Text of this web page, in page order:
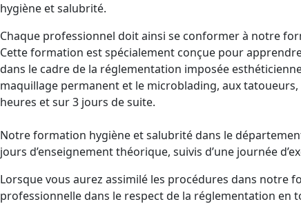
hygiène et salubrité.
Chaque professionnel doit ainsi se conformer à notre
Cette formation est spécialement conçue pour
dans le cadre de la réglementation imposée
maquillage permanent et le microblading, aux tatoueurs,
heures et sur 3 jours de suite.
Notre formation hygiène et salubrité dans le
jours d’enseignement théorique, suivis d’une journée
Lorsque vous aurez assimilé les procédures dans notre
professionnelle dans le respect de la réglementation en